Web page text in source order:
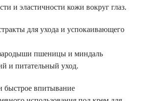
и эластичности кожи вокруг глаз.
для ухода и успокаивающего
пшеницы и миндаль
и питательный уход.
быстрое впитывание